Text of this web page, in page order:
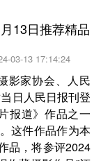
13日推荐精品
03-13 17:14:24
影家协会、人民
日人民日报刊登
报道》作品之一
这件作品作为本
品，将参评2024